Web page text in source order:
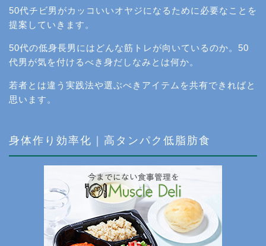
50代チビ男がカッコいいオヤジになるために必要なことを
提案していきます。
50代の低身長男にはどんな筋トレが向いているのか。50
代男が気を付けるべき身だしなみとは何か。
若者とは違う実践法や選ぶべきアイテムを共有できればと
思います。
身体作り効率化｜高タンパク低脂肪食